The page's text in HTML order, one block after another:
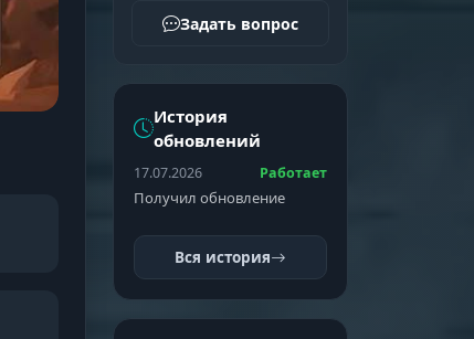
Задать вопрос
История
обновлений
17.07.2026 Работает
Получил обновление
Вся история